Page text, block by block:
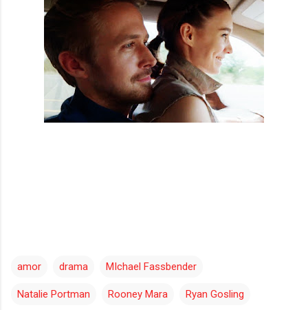
amor drama MIchael Fassbender
Natalie Portman Rooney Mara Ryan Gosling